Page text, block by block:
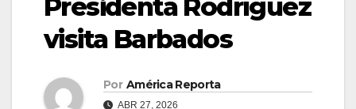
Presidenta Rodríguez
visita Barbados
Por América Reporta
ABR 27, 2026